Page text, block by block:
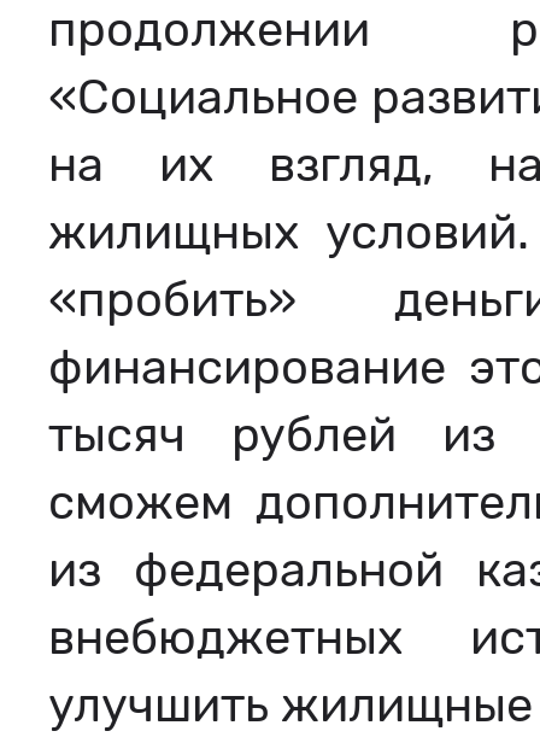
продолжении
«Социальное
на их взгляд,
жилищных
«пробить»
финансирование
тысяч рублей из
сможем
из федеральной
внебюджетных
улучшить жилищные